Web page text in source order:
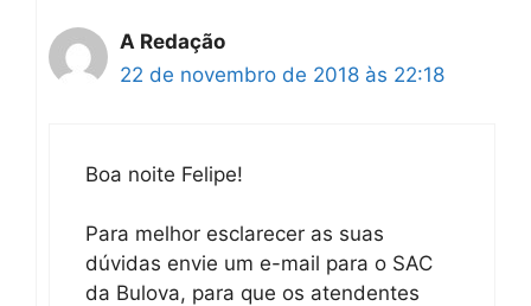
A Redação
22 de novembro de 2018 às 22:18
Boa noite Felipe!
Para melhor esclarecer as suas
dúvidas envie um e-mail para o SAC
da Bulova, para que os atendentes